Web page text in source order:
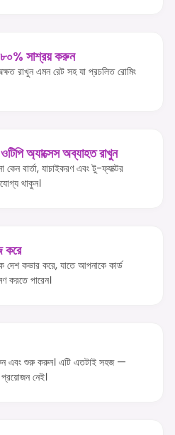
সাশ্রয় করুন
রাখুন এমন রেট সহ যা প্রচলিত রোমিং
অ্যাক্সেস অব্যাহত রাখুন
কেন বার্তা, যাচাইকরণ এবং টু-ফ্যাক্টর
থাকুন।
করে
কভার করে, যাতে আপনাকে কার্ড
করতে পারেন।
এবং শুরু করুন। এটি এতটাই সহজ —
নেই।